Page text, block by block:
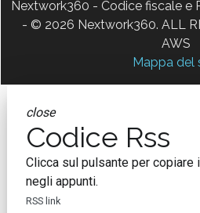
Nextwork360 - Codice fiscale e
- © 2026 Nextwork360. ALL
AWS
Mappa del
close
Codice Rss
Clicca sul pulsante per copiare
negli appunti.
RSS link